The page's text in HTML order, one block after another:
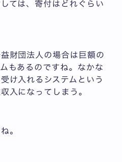
ては、寄付はどれぐらい
財団法人の場合は巨額の
もあるのですね。なかな
け入れるシステムという
入になってしまう。
。